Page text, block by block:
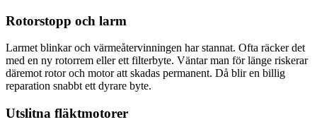
Rotorstopp och larm
Larmet blinkar och värmeåtervinningen har stannat. Ofta räcker det
med en ny rotorrem eller ett filterbyte. Väntar man för länge riskerar
däremot rotor och motor att skadas permanent. Då blir en billig
reparation snabbt ett dyrare byte.
Utslitna fläktmotorer